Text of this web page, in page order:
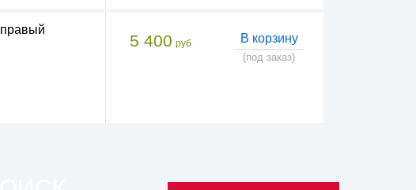
5 400 руб В корзину
(под заказ)